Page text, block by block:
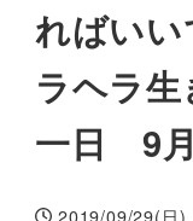
ればい
ラヘラ
一日 9月
2019/09/29(日)